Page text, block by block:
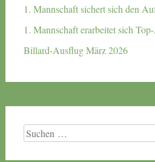
1. Mannschaft sichert sich den
1. Mannschaft erarbeitet sich
Billard-Ausflug März 2026
Suchen
nach: